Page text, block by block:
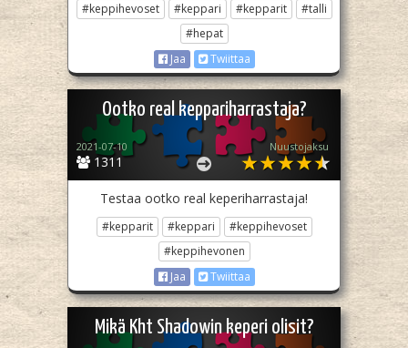
#keppihevoset
#keppari #kepparit
#talli
#hepat
Jaa
Twiittaa
Ootko real keppariharrastaja?
1311
2021-07-10 Nuustojaksu
Testaa ootko real keperiharrastaja!
#kepparit #keppari
#keppihevoset
#keppihevonen
Jaa
Twiittaa
Mikä Kht Shadowin keperi olisit?